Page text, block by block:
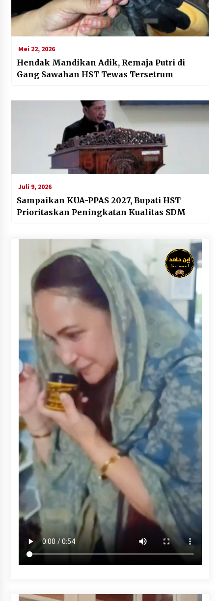
Mei 22, 2026
Hendak Mandikan Adik, Remaja Putri di
Gang Sawahan HST Tewas Tersetrum
Juli 9, 2026
Sampaikan KUA-PPAS 2027, Bupati HST
Prioritaskan Peningkatan Kualitas SDM